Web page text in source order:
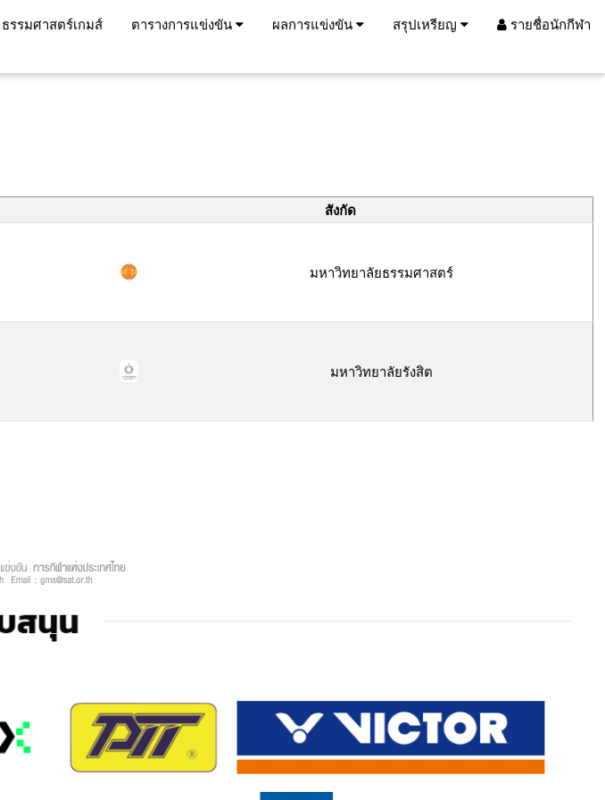
ธรรมศาสตร์เกมส์ ตารางการแข่งขัน ผลการแข่งขัน สรุปเหรียญ รายชื่อนักกีฬา
สังกัด
มหาวิทยาลัยธรรมศาสตร์
มหาวิทยาลัยรังสิต